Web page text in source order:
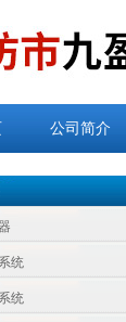
公司简介
统
统